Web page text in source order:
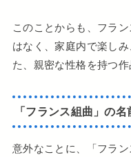
このことからも、フラ
はなく、家庭内で楽し
た、親密な性格を持つ
「フランス組曲」の
意外なことに、「フラ